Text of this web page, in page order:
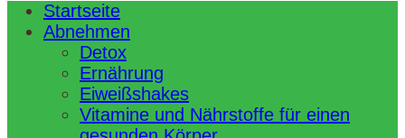
Startseite
Abnehmen
Detox
Ernährung
Eiweißshakes
Vitamine und Nährstoffe für einen